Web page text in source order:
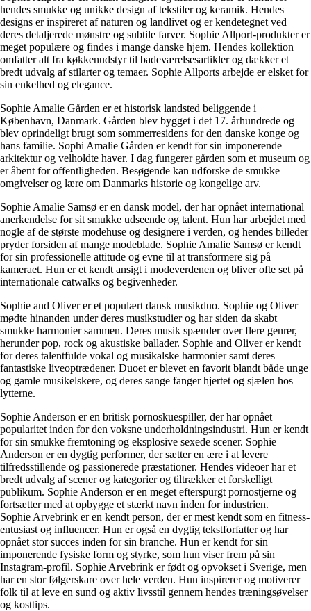
hendes smukke og unikke design af tekstiler og keramik. Hendes
designs er inspireret af naturen og landlivet og er kendetegnet ved
deres detaljerede mønstre og subtile farver. Sophie Allport-produkter er
meget populære og findes i mange danske hjem. Hendes kollektion
omfatter alt fra køkkenudstyr til badeværelsesartikler og dækker et
bredt udvalg af stilarter og temaer. Sophie Allports arbejde er elsket for
sin enkelhed og elegance.
Sophie Amalie Gården er et historisk landsted beliggende i
København, Danmark. Gården blev bygget i det 17. århundrede og
blev oprindeligt brugt som sommerresidens for den danske konge og
hans familie. Sophi Amalie Gården er kendt for sin imponerende
arkitektur og velholdte haver. I dag fungerer gården som et museum og
er åbent for offentligheden. Besøgende kan udforske de smukke
omgivelser og lære om Danmarks historie og kongelige arv.
Sophie Amalie Samsø er en dansk model, der har opnået international
anerkendelse for sit smukke udseende og talent. Hun har arbejdet med
nogle af de største modehuse og designere i verden, og hendes billeder
pryder forsiden af ​​mange modeblade. Sophie Amalie Samsø er kendt
for sin professionelle attitude og evne til at transformere sig på
kameraet. Hun er et kendt ansigt i modeverdenen og bliver ofte set på
internationale catwalks og begivenheder.
Sophie and Oliver er et populært dansk musikduo. Sophie og Oliver
mødte hinanden under deres musikstudier og har siden da skabt
smukke harmonier sammen. Deres musik spænder over flere genrer,
herunder pop, rock og akustiske ballader. Sophie and Oliver er kendt
for deres talentfulde vokal og musikalske harmonier samt deres
fantastiske liveoptrædener. Duoet er blevet en favorit blandt både unge
og gamle musikelskere, og deres sange fanger hjertet og sjælen hos
lytterne.
Sophie Anderson er en britisk pornoskuespiller, der har opnået
popularitet inden for den voksne underholdningsindustri. Hun er kendt
for sin smukke fremtoning og eksplosive sexede scener. Sophie
Anderson er en dygtig performer, der sætter en ære i at levere
tilfredsstillende og passionerede præstationer. Hendes videoer har et
bredt udvalg af scener og kategorier og tiltrækker et forskelligt
publikum. Sophie Anderson er en meget efterspurgt pornostjerne og
fortsætter med at opbygge et stærkt navn inden for industrien.
Sophie Arvebrink er en kendt person, der er mest kendt som en fitness-
entusiast og influencer. Hun er også en dygtig tekstforfatter og har
opnået stor succes inden for sin branche. Hun er kendt for sin
imponerende fysiske form og styrke, som hun viser frem på sin
Instagram-profil. Sophie Arvebrink er født og opvokset i Sverige, men
har en stor følgerskare over hele verden. Hun inspirerer og motiverer
folk til at leve en sund og aktiv livsstil gennem hendes træningsøvelser
og kosttips.